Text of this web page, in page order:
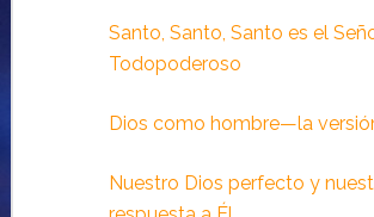
Santo, Santo, Santo es el
Todopoderoso
Dios como hombre—la
Nuestro Dios perfecto y